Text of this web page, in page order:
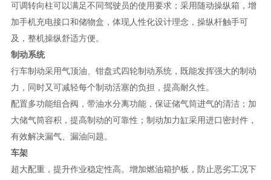
可调转向柱可以满足不同驾驶员的使用要求；采用随动操纵箱，增
加手机充电接口和储物盒，体现人性化设计理念，操纵杆触手可
及，整机操纵舒适方便。
制动系统
行车制动采用气顶油、钳盘式四轮制动系统，既能发挥强大的制动
力，同时又可减轻每个制动活塞的负担，提高耐久性。
配置多功能组合阀，带油水分离功能，保证储气筒进气的清洁；加
大储气筒容积，提高制动的可靠性；制动加力缸采用进口密封件，
有效解决漏气、漏油问题。
车架
超大配重，提升作业稳定性高。 增加燃油箱护板，防止恶劣工况下